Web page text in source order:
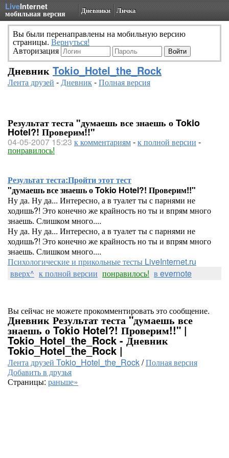
LiveInternet
мобильная версия Дневники Личка
Вы были перенаправлены на мобильную версию
страницы. Вернуться!
Авторизация
Дневник Tokio_Hotel_the_Rock
Лента друзей -Дневник-Полная версия
Результат теста "думаешь все знаешь о Tokio
Hotel?! Проверим!!"
04-05-2007 15:23 к комментариям-к полной версии -
понравилось!
Результат теста:Пройти этот тест
"думаешь все знаешь о Tokio Hotel?! Проверим!!"
Ну да. Ну да... Интересно, а в туалет ты с парнями не
ходишь?! Это конечно же крайность но ты и впрям много
знаешь. Слишком много....
Ну да. Ну да... Интересно, а в туалет ты с парнями не
ходишь?! Это конечно же крайность но ты и впрям много
знаешь. Слишком много....
Психологические и прикольные тесты LiveInternet.ru
вверх^ к полной версии понравилось! в evernote
Вы сейчас не можете прокомментировать это сообщение.
Дневник Результат теста "думаешь все
знаешь о Tokio Hotel?! Проверим!!" |
Tokio_Hotel_the_Rock - Дневник
Tokio_Hotel_the_Rock |
Лента друзей Tokio_Hotel_the_Rock/Полная версия
Добавить в друзья
Страницы: раньше»